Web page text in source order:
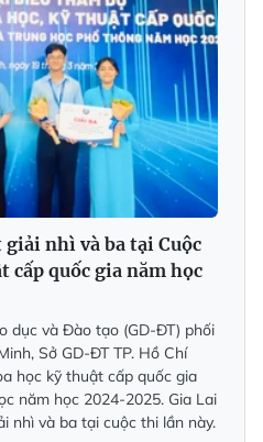
giải nhì và ba tại Cuộc
cấp quốc gia năm học
dục và Đào tạo (GD-ĐT) phối
Sở GD-ĐT TP. Hồ Chí
học kỹ thuật cấp quốc gia
năm học 2024-2025. Gia Lai
nhì và ba tại cuộc thi lần này.